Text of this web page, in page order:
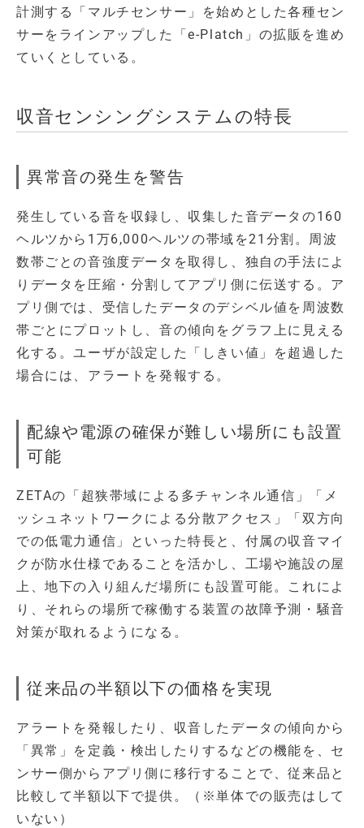
計測する「マルチセンサー」を始めとした各種セン
サーをラインアップした「e-Platch」の拡販を進め
ていくとしている。
収音センシングシステムの特長
異常音の発生を警告
発生している音を収録し、収集した音データの160
ヘルツから1万6,000ヘルツの帯域を21分割。周波
数帯ごとの音強度データを取得し、独自の手法によ
りデータを圧縮・分割してアプリ側に伝送する。ア
プリ側では、受信したデータのデシベル値を周波数
帯ごとにプロットし、音の傾向をグラフ上に見える
化する。ユーザが設定した「しきい値」を超過した
場合には、アラートを発報する。
配線や電源の確保が難しい場所にも設置
可能
ZETAの「超狭帯域による多チャンネル通信」「メ
ッシュネットワークによる分散アクセス」「双方向
での低電力通信」といった特長と、付属の収音マイ
クが防水仕様であることを活かし、工場や施設の屋
上、地下の入り組んだ場所にも設置可能。これによ
り、それらの場所で稼働する装置の故障予測・騒音
対策が取れるようになる。
従来品の半額以下の価格を実現
アラートを発報したり、収音したデータの傾向から
「異常」を定義・検出したりするなどの機能を、セ
ンサー側からアプリ側に移行することで、従来品と
比較して半額以下で提供。（※単体での販売はして
いない）